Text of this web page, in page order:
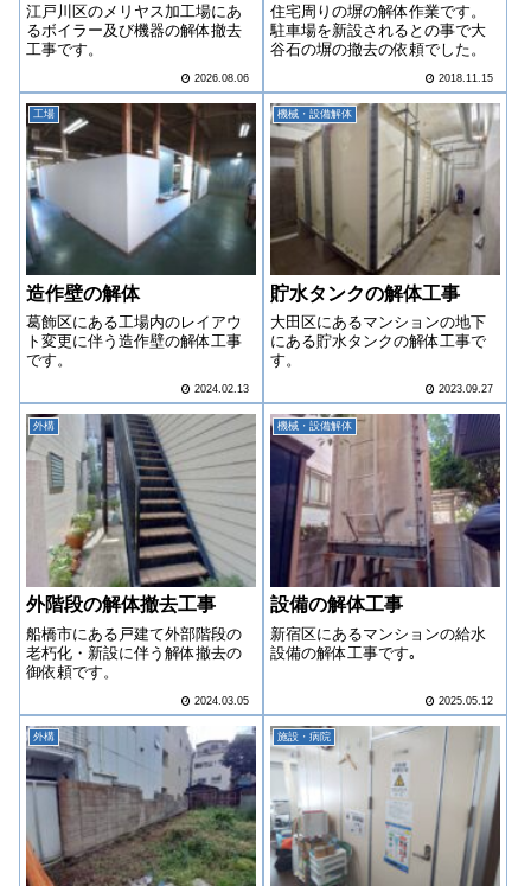
江戸川区のメリヤス加工場にあ
るボイラー及び機器の解体撤去
工事です。
2026.08.06
住宅周りの塀の解体作業です。
駐車場を新設されるとの事で大
谷石の塀の撤去の依頼でした。
2018.11.15
工場
造作壁の解体
葛飾区にある工場内のレイアウ
ト変更に伴う造作壁の解体工事
です。
2024.02.13
機械・設備解体
貯水タンクの解体工事
大田区にあるマンションの地下
にある貯水タンクの解体工事で
す。
2023.09.27
外構
外階段の解体撤去工事
船橋市にある戸建て外部階段の
老朽化・新設に伴う解体撤去の
御依頼です。
2024.03.05
機械・設備解体
設備の解体工事
新宿区にあるマンションの給水
設備の解体工事です｡
2025.05.12
外構 施設・病院